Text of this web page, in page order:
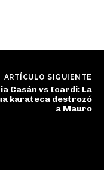
ARTÍCULO SIGUIENTE
Casán vs Icardi: La
karateca destrozó
a Mauro